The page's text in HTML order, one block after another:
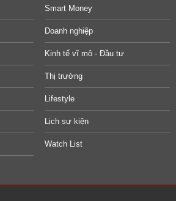
Smart Money
Doanh nghiệp
Kinh tế vĩ mô - Đầu tư
Thị trường
Lifestyle
Lịch sự kiện
Watch List